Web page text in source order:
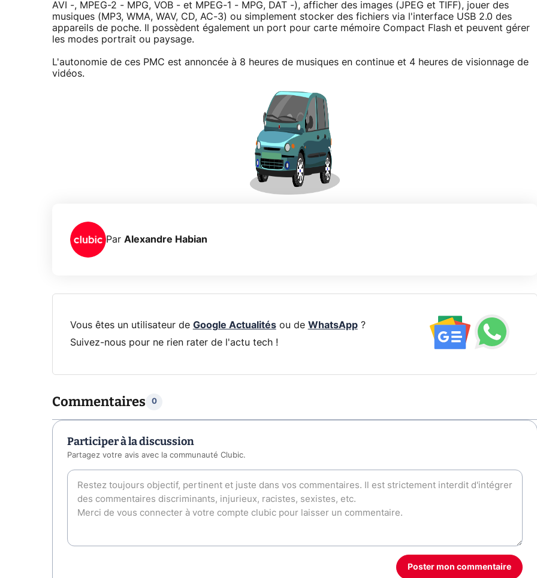
AVI -, MPEG-2 - MPG, VOB - et MPEG-1 - MPG, DAT -), afficher des images (JPEG et TIFF), jouer des
musiques (MP3, WMA, WAV, CD, AC-3) ou simplement stocker des fichiers via l'interface USB 2.0 des
appareils de poche. Il possèdent également un port pour carte mémoire Compact Flash et peuvent gérer
les modes portrait ou paysage.
L'autonomie de ces PMC est annoncée à 8 heures de musiques en continue et 4 heures de visionnage de
vidéos.
Par Alexandre Habian
Vous êtes un utilisateur de Google Actualitésou de WhatsApp?
Suivez-nous pour ne rien rater de l'actu tech !
Commentaires 0
Participer à la discussion
Partagez votre avis avec la communauté Clubic.
Poster mon commentaire